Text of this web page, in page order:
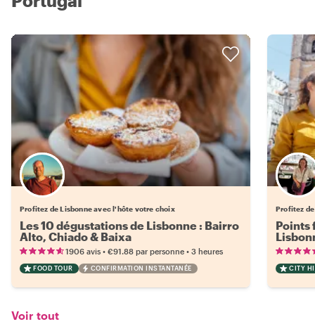
Choisissez votre local favori
Profitez de Lisbonne avec l'hôte votre choix
Les 10 dégustations de Lisbonne : Bairro
Alto, Chiado & Baixa
1906 avis • €91.88 par personne • 3 heures
FOOD TOUR CONFIRMATION INSTANTANÉE
Profitez
Points
CITY
Voir tout